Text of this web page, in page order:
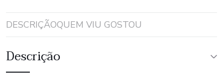
DESCRIÇÃOQUEM VIU GOSTOU
Descrição